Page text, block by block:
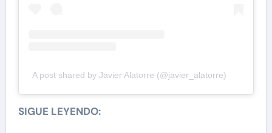
A post shared by Javier Alatorre (@javier_alatorre)
SIGUE LEYENDO: